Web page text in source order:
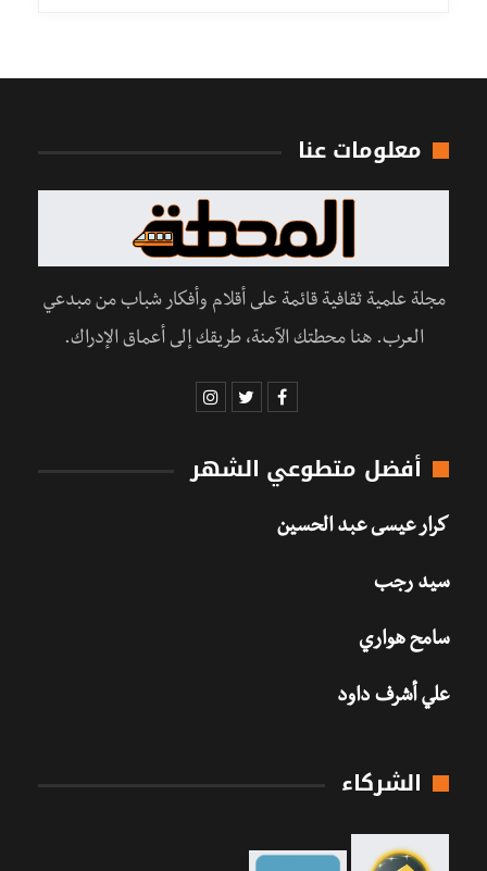
معلومات عنا
مجلة علمية ثقافية قائمة على أقلام وأفكار شباب من مبدعي
العرب. هنا محطتك الآمنة، طريقك إلى أعماق الإدراك.
أفضل متطوعي الشهر
كرار عيسى عبد الحسين
سيد رجب
سامح هواري
علي أشرف داود
الشركاء